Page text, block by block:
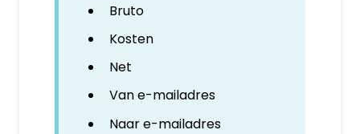
Bruto
Kosten
Net
Van e-mailadres
Naar e-mailadres